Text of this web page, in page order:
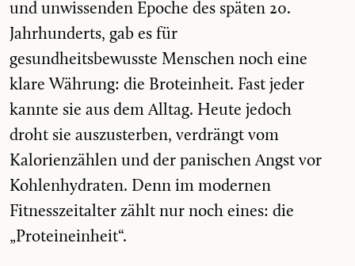
und unwissenden Epoche des späten 20.
Jahrhunderts, gab es für
gesundheitsbewusste Menschen noch eine
klare Währung: die Broteinheit. Fast jeder
kannte sie aus dem Alltag. Heute jedoch
droht sie auszusterben, verdrängt vom
Kalorienzählen und der panischen Angst vor
Kohlenhydraten. Denn im modernen
Fitnesszeitalter zählt nur noch eines: die
„Proteineinheit“.